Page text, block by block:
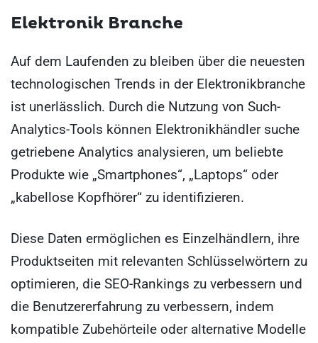
Elektronik Branche
Auf dem Laufenden zu bleiben über die neuesten
technologischen Trends in der Elektronikbranche
ist unerlässlich. Durch die Nutzung von Such-
Analytics-Tools können Elektronikhändler suche
getriebene Analytics analysieren, um beliebte
Produkte wie „Smartphones“, „Laptops“ oder
„kabellose Kopfhörer“ zu identifizieren.
Diese Daten ermöglichen es Einzelhändlern, ihre
Produktseiten mit relevanten Schlüsselwörtern zu
optimieren, die SEO-Rankings zu verbessern und
die Benutzererfahrung zu verbessern, indem
kompatible Zubehörteile oder alternative Modelle